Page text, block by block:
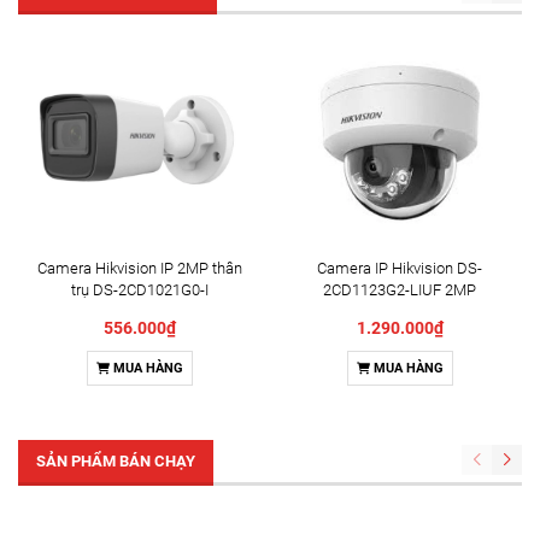
Camera Hikvision IP 2MP thân
trụ DS-2CD1021G0-I
556.000₫
MUA HÀNG
Camera IP Hikvision DS-
2CD1123G2-LIUF 2MP
1.290.000₫
MUA HÀNG
SẢN PHẨM BÁN CHẠY